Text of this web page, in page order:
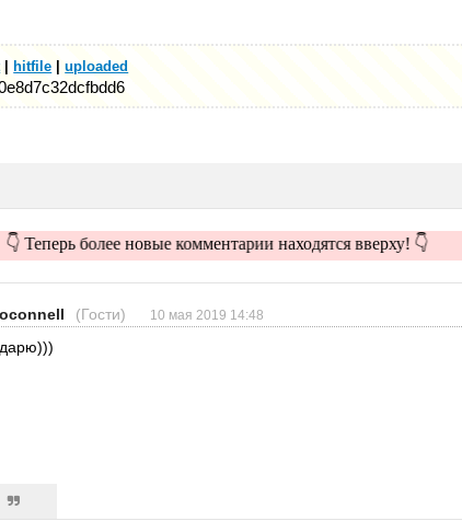
|hitfile |uploaded
👇 Теперь более новые комментарии находятся вверху! 👇
(Гости) 10 мая 2019 14:48